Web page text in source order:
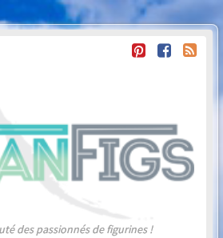
des passionnés de figurines !